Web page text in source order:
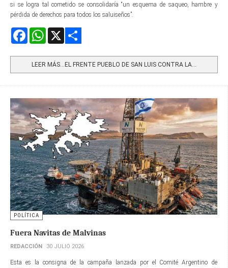
si se logra tal cometido se consolidaría “un esquema de saqueo, hambre y
pérdida de derechos para todos los saluiseños”.
FacebookWhatsApp
LEER MÁS…EL FRENTE PUEBLO DE SAN LUIS CONTRA LA...
POLÍTICA
Fuera Navitas de Malvinas
REDACCIÓN 30 JULIO 2026
Esta es la consigna de la campaña lanzada por el Comité Argentino de